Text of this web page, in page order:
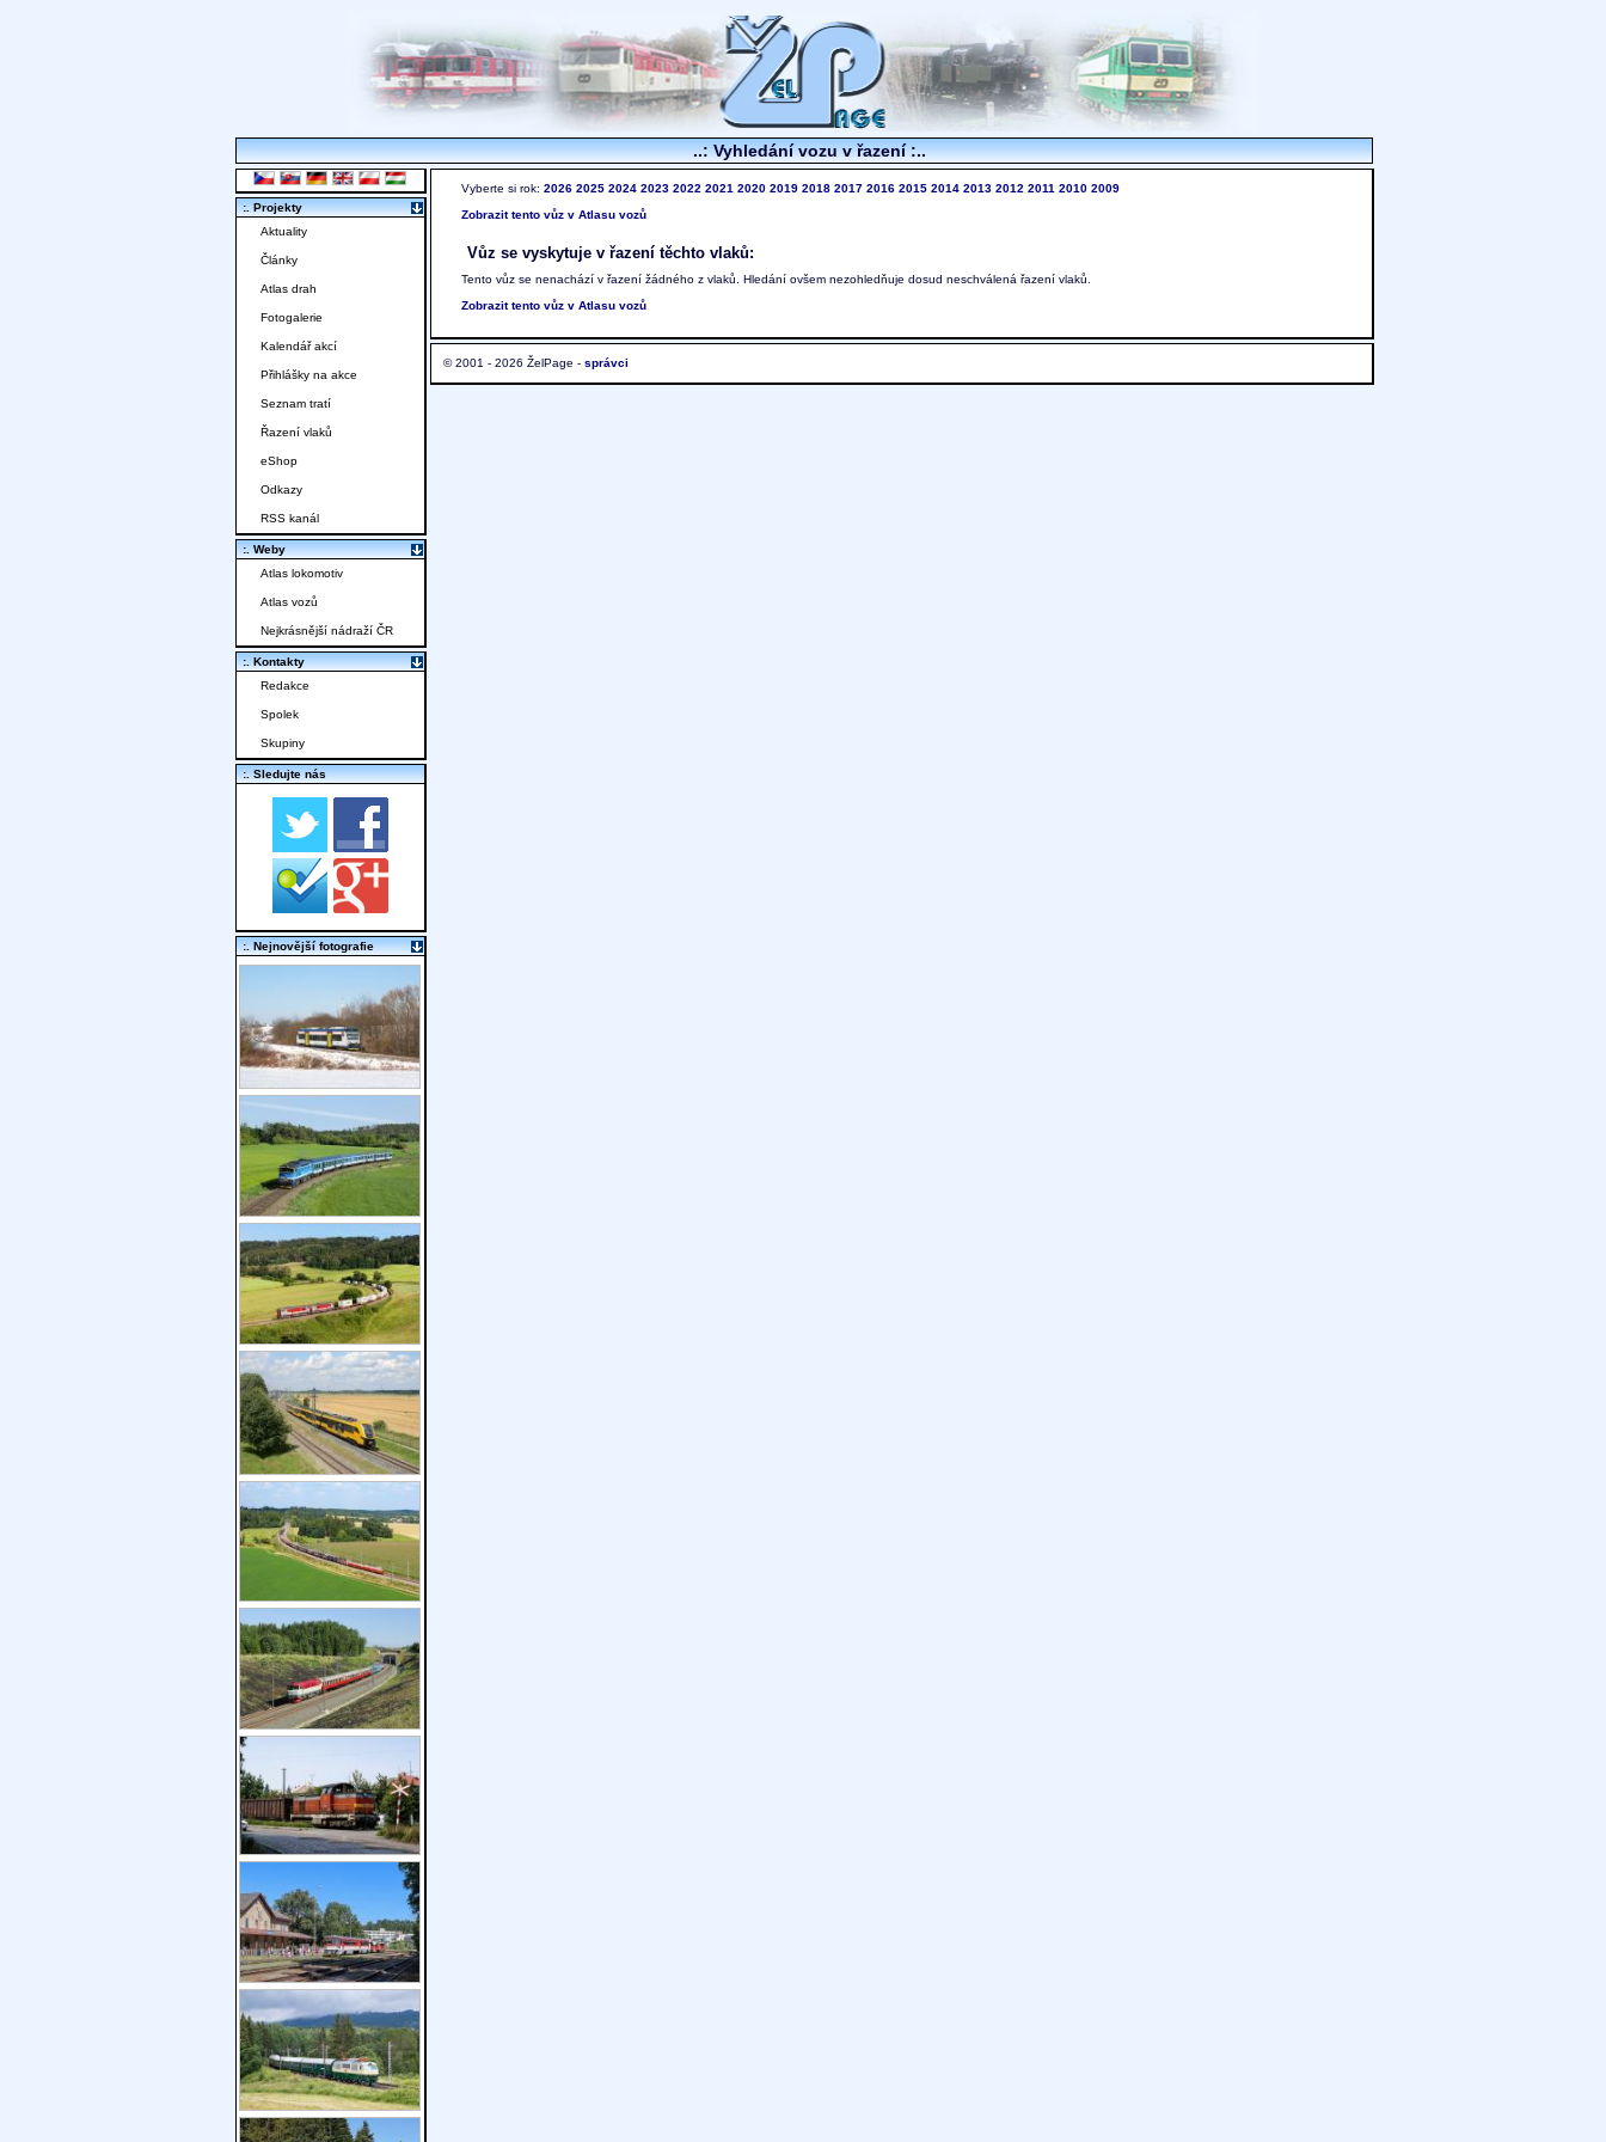
..: Vyhledání vozu v řazení :..
Vyberte si rok: 2026 2025 2024 2023 2022 2021 2020 2019 2018 2017 2016 2015 2014 2013 2012 2011 2010 2009
Zobrazit tento vůz v Atlasu vozů
Vůz se vyskytuje v řazení těchto vlaků:
Tento vůz se nenachází v řazení žádného z vlaků. Hledání ovšem nezohledňuje dosud neschválená řazení vlaků.
Zobrazit tento vůz v Atlasu vozů
© 2001 - 2026 ŽelPage - správci
:. Projekty
Aktuality
Články
Atlas drah
Fotogalerie
Kalendář akcí
Přihlášky na akce
Seznam tratí
Řazení vlaků
eShop
Odkazy
RSS kanál
:. Weby
Atlas lokomotiv
Atlas vozů
Nejkrásnější nádraží ČR
:. Kontakty
Redakce
Spolek
Skupiny
:. Sledujte nás
:. Nejnovější fotografie